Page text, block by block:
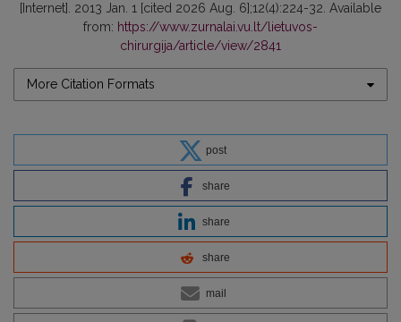
[Internet]. 2013 Jan. 1 [cited 2026 Aug. 6];12(4):224-32. Available
from: https://www.zurnalai.vu.lt/lietuvos-
chirurgija/article/view/2841
More Citation Formats
post
share
share
share
mail